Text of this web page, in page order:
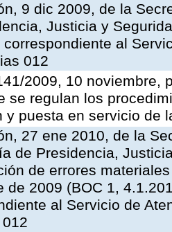
9 dic 2009, de la
Justicia y
correspondiente al
012
2009, 10 noviembre,
se regulan los
y puesta en servicio de
27 ene 2010, de la
de Presidencia,
de errores
de 2009 (BOC 1,
al Servicio de